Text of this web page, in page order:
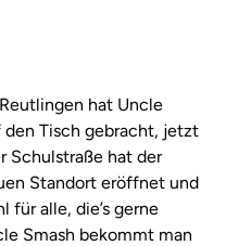
hat Uncle
den Tisch gebracht, jetzt
Schulstraße hat der
Standort eröffnet und
für alle, die’s gerne
Smash bekommt man